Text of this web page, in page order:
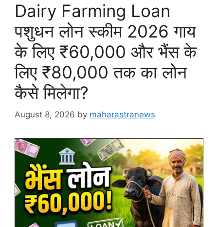
Dairy Farming Loan
पशुधन लोन स्कीम 2026 गाय
के लिए ₹60,000 और भैंस के
लिए ₹80,000 तक का लोन
कैसे मिलेगा?
August 8, 2026 by maharastranews